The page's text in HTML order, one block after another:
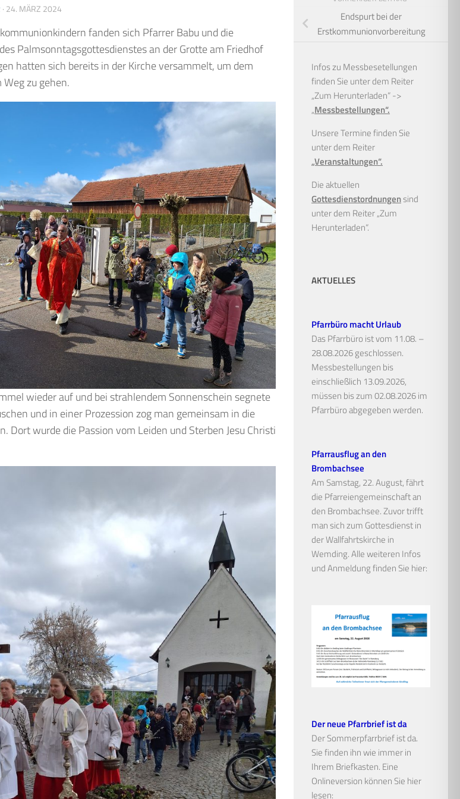
· 24. MÄRZ 2024
fanden sich Pfarrer Babu und die
Palmsonntagsgottesdienstes an der Grotte am Friedhof
hatten sich bereits in der Kirche versammelt, um dem
Weg zu gehen.
wieder auf und bei strahlendem Sonnenschein segnete
und in einer Prozession zog man gemeinsam in die
Dort wurde die Passion vom Leiden und Sterben Jesu Christi
Endspurt bei der
Erstkommunionvorbereitung
Infos zu Messbesetellungen
finden Sie unter dem Reiter
„Zum Herunterladen“ ->
„Messbestellungen“.
Unsere Termine finden Sie
unter dem Reiter
„Veranstaltungen“.
Die aktuellen
Gottesdienstordnungensind
unter dem Reiter „Zum
Herunterladen“.
AKTUELLES
Pfarrbüro macht Urlaub
Das Pfarrbüro ist vom 11.08. –
28.08.2026 geschlossen.
Messbestellungen bis
einschließlich 13.09.2026,
müssen bis zum 02.08.2026 im
Pfarrbüro abgegeben werden.
Pfarrausflug an den
Brombachsee
Am Samstag, 22. August, fährt
die Pfarreiengemeinschaft an
den Brombachsee. Zuvor trifft
man sich zum Gottesdienst in
der Wallfahrtskirche in
Wemding. Alle weiteren Infos
und Anmeldung finden Sie hier:
Der neue Pfarrbrief ist da
Der Sommerpfarrbrief ist da.
Sie finden ihn wie immer in
Ihrem Briefkasten. Eine
Onlineversion können Sie hier
lesen: